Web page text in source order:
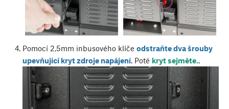
Pomocí 2,5mm inbusového klíče odstraňte dva šrouby
upevňující kryt zdroje napájení. Poté kryt sejměte.